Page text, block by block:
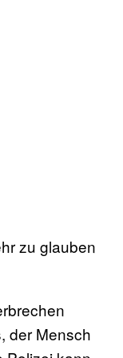
zu glauben
der Mensch